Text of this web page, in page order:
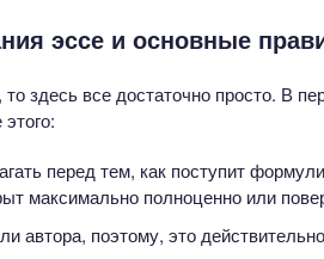
эссе и основные
то здесь все достаточно просто. В
перед тем, как поступит
максимально полноценно или
автора, поэтому, это